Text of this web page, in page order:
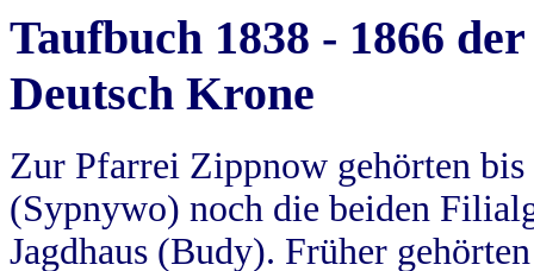
Taufbuch 1838 - 1866
Deutsch Krone
Zur Pfarrei Zippnow gehörten
(Sypnywo) noch die beiden
Jagdhaus (Budy). Früher